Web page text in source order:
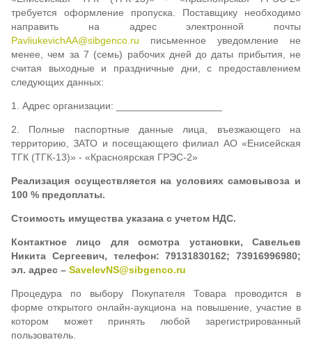
требуется оформление пропуска. Поставщику необходимо
направить на адрес электронной почты
PavliukevichAA@sibgenco.ru письменное уведомление не
менее, чем за 7 (семь) рабочих дней до даты прибытия, не
считая выходные и праздничные дни, с предоставлением
следующих данных:
1. Адрес организации: ___________________
2. Полные паспортные данные лица, въезжающего на
территорию, ЗАТО и посещающего филиал АО «Енисейская
ТГК (ТГК-13)» - «Красноярская ГРЭС-2»
Реализация осуществляется на условиях самовывоза и
100 % предоплаты.
Стоимость имущества указана с учетом НДС.
Контактное лицо для осмотра установки, Савельев
Никита Сергеевич, телефон: 79131830162; 73916996980;
эл. адрес – SavelevNS@sibgenco.ru
Процедура по выбору Покупателя Товара проводится в
форме открытого онлайн-аукциона на повышение, участие в
котором может принять любой зарегистрированный
пользователь.